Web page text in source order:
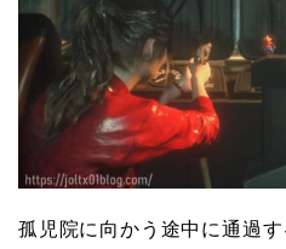
孤児院に向かう途中に通過